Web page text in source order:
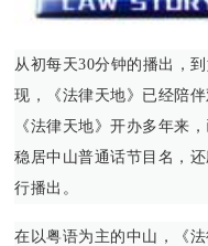
从初每天30分钟的播出，
现，《法律天地》已经陪伴
《法律天地》开办多年来
稳居中山普通话节目名，
行播出。
在以粤语为主的中山，《